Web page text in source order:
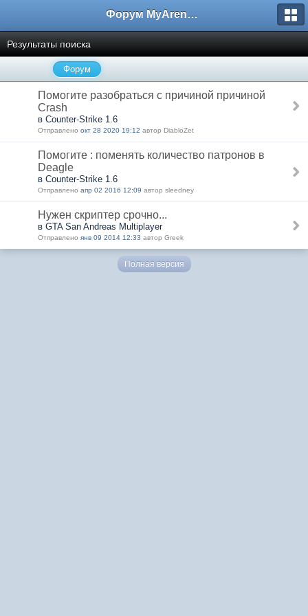
Форум MyArena.ru
Результаты поиска
Форум
Помогите разобраться с причиной причиной
Crash
в Counter-Strike 1.6
Отправлено окт 28 2020 19:12 автор DiabloZet
Помогите : поменять количество патронов в
Deagle
в Counter-Strike 1.6
Отправлено апр 02 2016 12:09 автор sleedney
Нужен скриптер срочно...
в GTA San Andreas Multiplayer
Отправлено янв 09 2014 12:33 автор Greek
Полная версия